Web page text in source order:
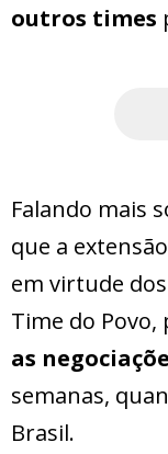
outros times
Falando mais
que a
em virtude
Time do Povo,
as
semanas,
Brasil.